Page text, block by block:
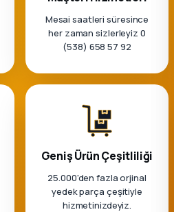
Mesai saatleri süresince
her zaman sizlerleyiz 0
(538) 658 57 92
Geniş Ürün Çeşitliliği
25.000'den fazla orjinal
yedek parça çeşitiyle
hizmetinizdeyiz.